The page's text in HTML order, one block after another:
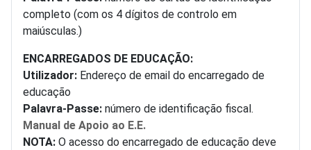
completo (com os 4 dígitos de controlo em
maiúsculas.)
ENCARREGADOS DE EDUCAÇÃO:
Utilizador: Endereço de email do encarregado de
educação
Palavra-Passe: número de identificação fiscal.
Manual de Apoio ao E.E.
NOTA: O acesso do encarregado de educação deve